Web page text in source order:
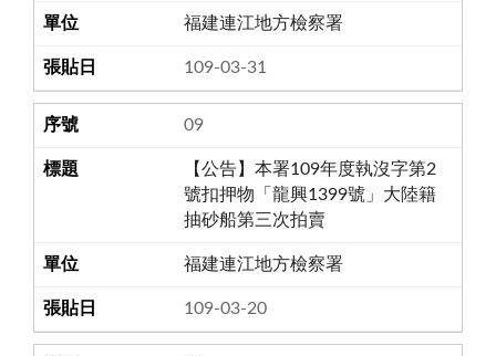
福建連江地方檢察署
109-03-31
09
【公告】本署109年度執沒字第2
號扣押物「龍興1399號」大陸籍
抽砂船第三次拍賣
福建連江地方檢察署
109-03-20